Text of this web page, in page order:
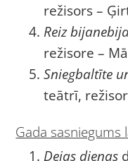
režisors –
Reiz
režisore –
Sniegbaltīte
teātrī,
Gada sasniegums
Dejas dienas